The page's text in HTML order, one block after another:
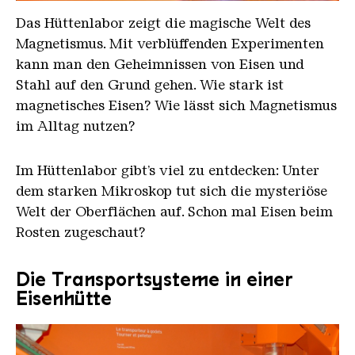
Das Hüttenlabor zeigt die magische Welt des
Magnetismus. Mit verblüffenden Experimenten
kann man den Geheimnissen von Eisen und
Stahl auf den Grund gehen. Wie stark ist
magnetisches Eisen? Wie lässt sich Magnetismus
im Alltag nutzen?
Im Hüttenlabor gibt’s viel zu entdecken: Unter
dem starken Mikroskop tut sich die mysteriöse
Welt der Oberflächen auf. Schon mal Eisen beim
Rosten zugeschaut?
Die Transportsysteme in einer
Eisenhütte